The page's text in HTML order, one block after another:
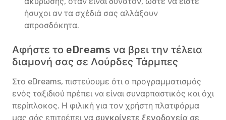
ήσυχοι αν τα σχέδιά σας αλλάξουν
απροσδόκητα.
Αφήστε το eDreams να βρει την τέλεια
διαμονή σας σε Λούρδες Τάρμπες
Στο eDreams, πιστεύουμε ότι ο προγραμματισμός
ενός ταξιδιού πρέπει να είναι συναρπαστικός και όχι
περίπλοκος. Η φιλική για τον χρήστη πλατφόρμα
μας σάς επιτρέπει να συγκρίνετε ξενοδοχεία σε